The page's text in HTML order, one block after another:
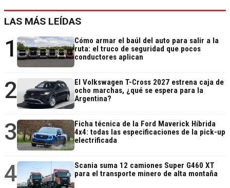
LAS MÁS LEÍDAS
1
Cómo armar el baúl del auto para salir a la
ruta: el truco de seguridad que pocos
conductores aplican
2
El Volkswagen T-Cross 2027 estrena caja de
ocho marchas, ¿qué se espera para la
Argentina?
3
Ficha técnica de la Ford Maverick Híbrida
4x4: todas las especificaciones de la pick-up
electrificada
4
Scania suma 12 camiones Super G460 XT
para el transporte minero de alta montaña